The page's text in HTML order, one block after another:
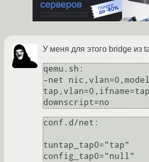
У меня для этого bridge из
qemu.sh:
-net
conf.d/net:
tuntap_tap0="tap"
config_tap0="null"